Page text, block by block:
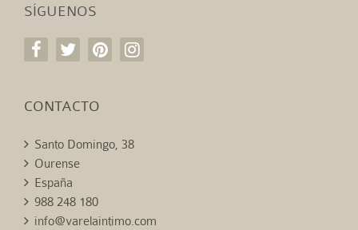
SÍGUENOS
CONTACTO
Santo Domingo, 38
Ourense
España
988 248 180
info@varelaintimo.com